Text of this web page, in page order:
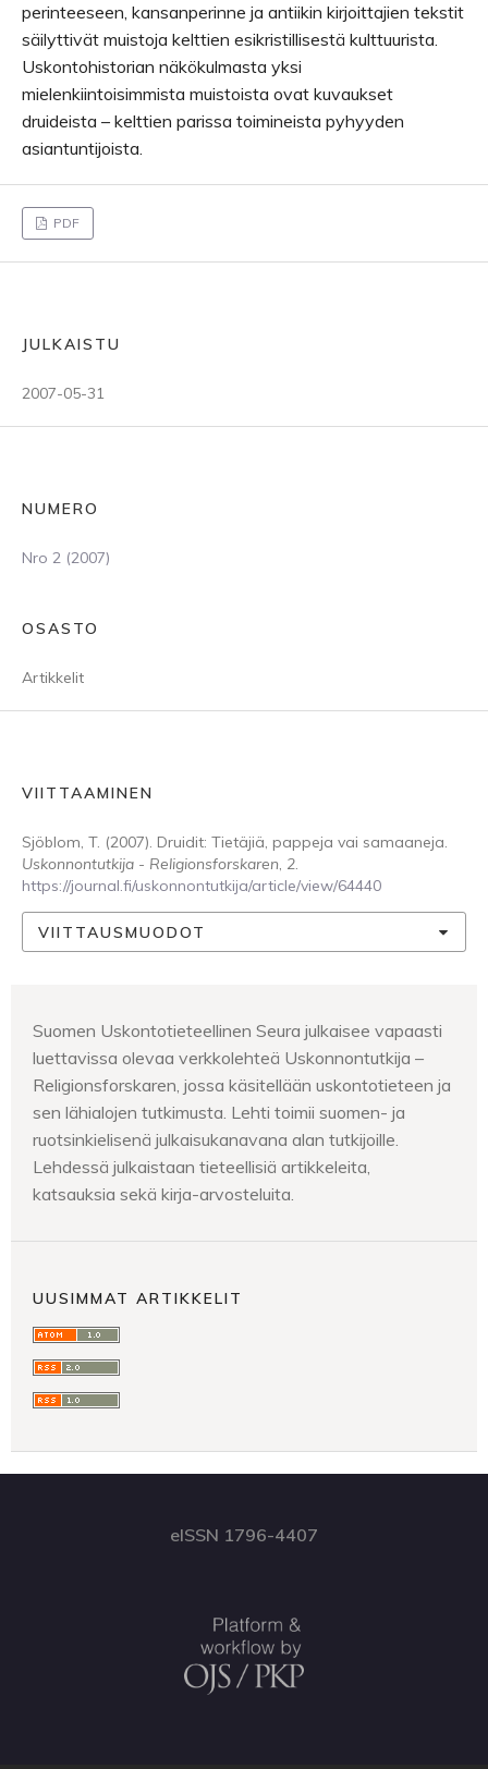
perinteeseen, kansanperinne ja antiikin kirjoittajien tekstit
säilyttivät muistoja kelttien esikristillisestä kulttuurista.
Uskontohistorian näkökulmasta yksi
mielenkiintoisimmista muistoista ovat kuvaukset
druideista – kelttien parissa toimineista pyhyyden
asiantuntijoista.
PDF
JULKAISTU
2007-05-31
NUMERO
Nro 2 (2007)
OSASTO
Artikkelit
VIITTAAMINEN
Sjöblom, T. (2007). Druidit: Tietäjiä, pappeja vai samaaneja.
Uskonnontutkija - Religionsforskaren, 2.
https://journal.fi/uskonnontutkija/article/view/64440
VIITTAUSMUODOT
Suomen Uskontotieteellinen Seura julkaisee vapaasti
luettavissa olevaa verkkolehteä Uskonnontutkija –
Religionsforskaren, jossa käsitellään uskontotieteen ja
sen lähialojen tutkimusta. Lehti toimii suomen- ja
ruotsinkielisenä julkaisukanavana alan tutkijoille.
Lehdessä julkaistaan tieteellisiä artikkeleita,
katsauksia sekä kirja-arvosteluita.
UUSIMMAT ARTIKKELIT
eISSN 1796-4407